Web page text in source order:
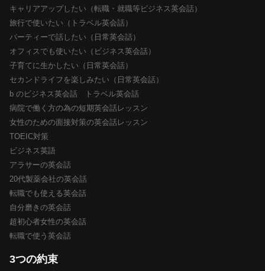
キャリアアップしたい（転職・就職等ビジネス英会話）
旅行で使いたい（トラベル英会話）
パーティーで話したい（日常英会話）
オフィスでも使いたい（ビジネス英会話）
子育てに生かしたい（日常英会話）
セカンドライフを楽しみたい（日常英会話）
b のビジネス英会話 トラベル英会話
病院で働く方の為の短期英会話レッスン
女性のための面接対策の英会話レッスン
TOEIC対策
ビジネス英語
アラサーの英会話
20代製薬会社の英会話
転職でも使える英会話
自分磨きの英会話
超初心者女性の英会話
転職で使う英会話
3つの約束